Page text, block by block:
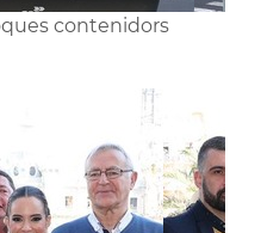
contenidors